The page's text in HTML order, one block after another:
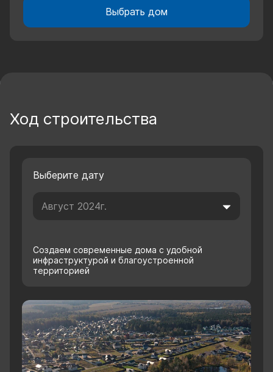
Выбрать дом
Ход строительства
Выберите дату
Создаем современные дома с удобной
инфраструктурой и благоустроенной
территорией